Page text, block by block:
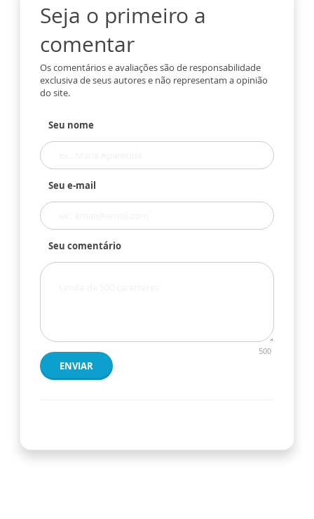
Seja o primeiro a
comentar
Os comentários e avaliações são de responsabilidade
exclusiva de seus autores e não representam a opinião
do site.
Seu nome
Seu e-mail
Seu comentário
500
ENVIAR